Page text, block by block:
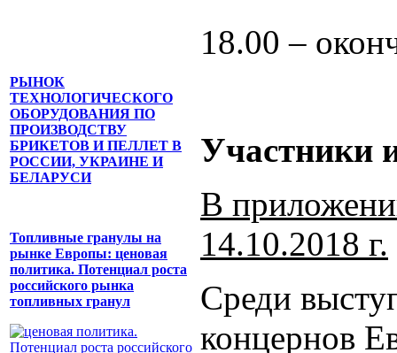
РЫНОК
ТЕХНОЛОГИЧЕСКОГО
ОБОРУДОВАНИЯ ПО
ПРОИЗВОДСТВУ
БРИКЕТОВ И ПЕЛЛЕТ В
РОССИИ, УКРАИНЕ И
БЕЛАРУСИ
Топливные гранулы на
рынке Европы: ценовая
политика. Потенциал роста
российского рынка
топливных гранул
18.00 –
Участники
В
14.10.2018 г.
Среди
концернов